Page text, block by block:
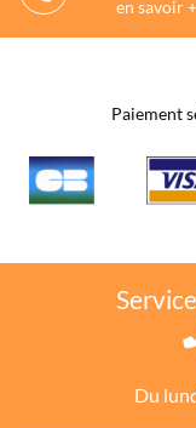
en savoir +
Paiement
Du